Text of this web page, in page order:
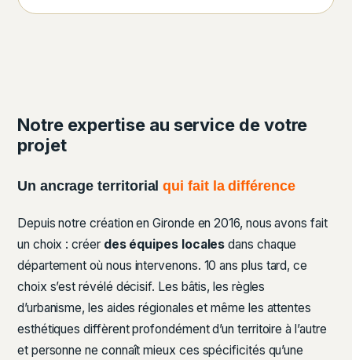
Notre expertise au service de votre
projet
Un ancrage territorialqui fait la différence
Depuis notre création en Gironde en 2016, nous avons fait
un choix : créerdes équipes locales dans chaque
département où nous intervenons. 10 ans plus tard, ce
choix s’est révélé décisif. Les bâtis, les règles
d’urbanisme, les aides régionales et même les attentes
esthétiques diffèrent profondément d’un territoire à l’autre
et personne ne connaît mieux ces spécificités qu’une